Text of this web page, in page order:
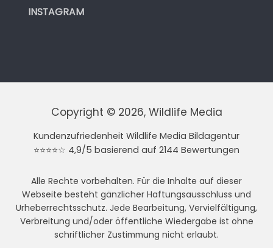
INSTAGRAM
Copyright © 2026, Wildlife Media
Kundenzufriedenheit Wildlife Media Bildagentur
⭐⭐⭐⭐☆ 4,9/5 basierend auf 2144 Bewertungen
Alle Rechte vorbehalten. Für die Inhalte auf dieser
Webseite besteht gänzlicher Haftungsausschluss und
Urheberrechtsschutz. Jede Bearbeitung, Vervielfältigung,
Verbreitung und/oder öffentliche Wiedergabe ist ohne
schriftlicher Zustimmung nicht erlaubt.